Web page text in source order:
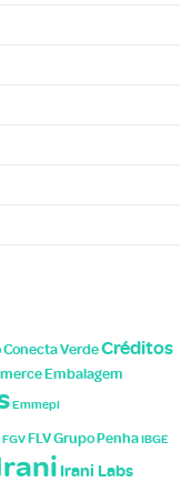
Conecta VerdeCréditos
Embalagem
Emmepi
FGVFLVGrupo PenhaIBGE
Irani Labs